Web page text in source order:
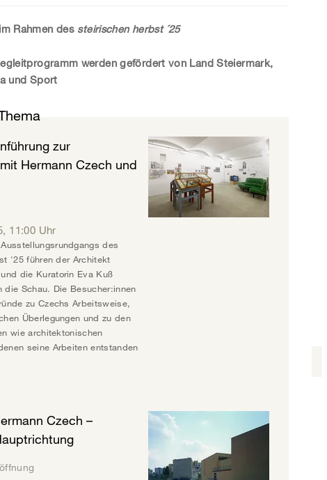
Rahmen des steirischen herbst ´25
werden gefördert von Land Steiermark,
und Sport
zur
Hermann Czech und
11:00 Uhr
des
'25 führen der Architekt
die Kuratorin Eva Kuß
die Schau. Die Besucher:innen
zu Czechs Arbeitsweise,
Überlegungen und zu den
wie architektonischen
seine Arbeiten entstanden
Czech –